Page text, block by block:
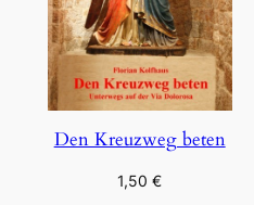
Den Kreuzweg beten
1,50€